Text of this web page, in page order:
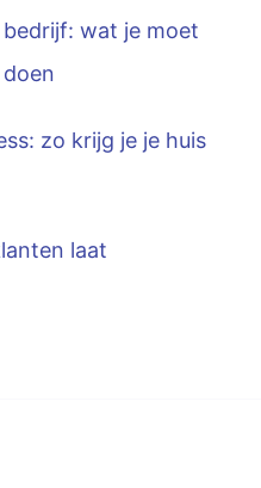
wat je moet
zo krijg je je huis
laat